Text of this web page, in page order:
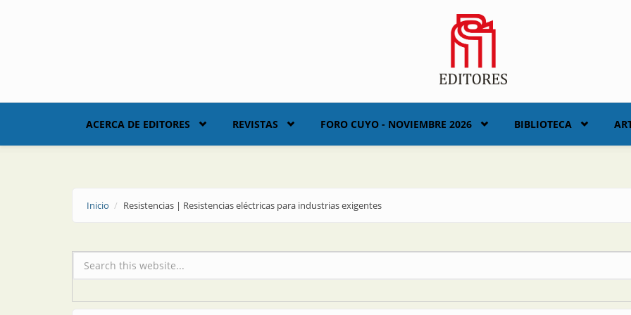
ACERCA DE EDITORES REVISTAS FORO CUYO - NOVIEMBRE 2026 BIBLIOTECA
Inicio Resistencias | Resistencias eléctricas para industrias exigentes
Formulario de búsqueda